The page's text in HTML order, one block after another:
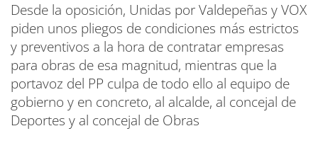
Desde la oposición, Unidas por Valdepeñas y VOX
piden unos pliegos de condiciones más estrictos
y preventivos a la hora de contratar empresas
para obras de esa magnitud, mientras que la
portavoz del PP culpa de todo ello al equipo de
gobierno y en concreto, al alcalde, al concejal de
Deportes y al concejal de Obras